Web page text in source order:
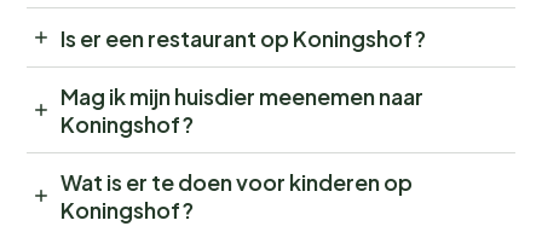
Is er een restaurant op Koningshof?
Mag ik mijn huisdier meenemen naar
Koningshof?
Wat is er te doen voor kinderen op
Koningshof?